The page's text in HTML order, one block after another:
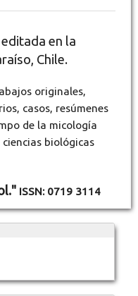
en la
Chile.
originales,
casos, resúmenes
de la micología
biológicas
ISSN: 0719 3114